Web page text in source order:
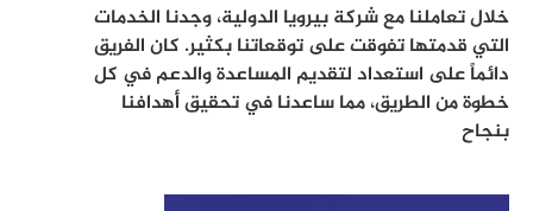
خلال تعاملنا مع شركة بيرويا الدولية، وجدنا الخدمات
التي قدمتها تفوقت على توقعاتنا بكثير. كان الفريق
دائماً على استعداد لتقديم المساعدة والدعم في كل
خطوة من الطريق، مما ساعدنا في تحقيق أهدافنا
بنجاح